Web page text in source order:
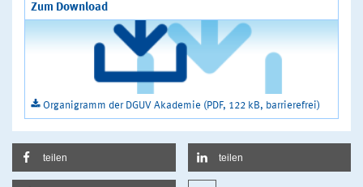
Zum Download
Organigramm der DGUV Akademie (PDF, 122 kB, barrierefrei)
teilen teilen